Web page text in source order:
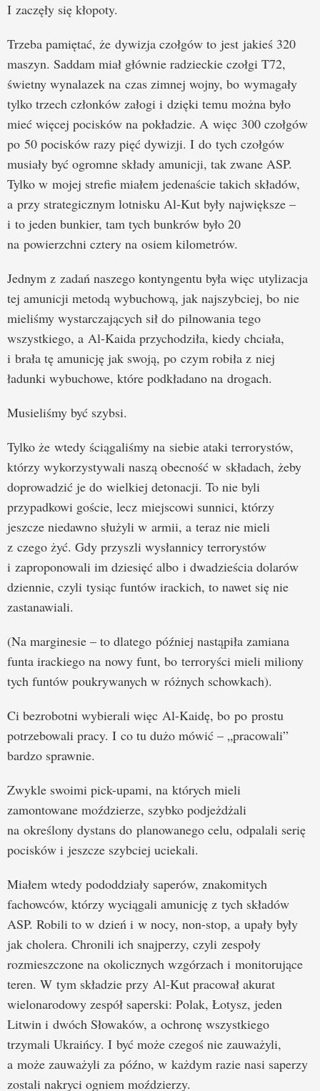
I zaczęły się kłopoty.
Trzeba pamiętać, że dywizja czołgów to jest jakieś 320
maszyn. Saddam miał głównie radzieckie czołgi T72,
świetny wynalazek na czas zimnej wojny, bo wymagały
tylko trzech członków załogi i dzięki temu można było
mieć więcej pocisków na pokładzie. A więc 300 czołgów
po 50 pocisków razy pięć dywizji. I do tych czołgów
musiały być ogromne składy amunicji, tak zwane ASP.
Tylko w mojej strefie miałem jedenaście takich składów,
a przy strategicznym lotnisku Al-Kut były największe –
i to jeden bunkier, tam tych bunkrów było 20
na powierzchni cztery na osiem kilometrów.
Jednym z zadań naszego kontyngentu była więc utylizacja
tej amunicji metodą wybuchową, jak najszybciej, bo nie
mieliśmy wystarczających sił do pilnowania tego
wszystkiego, a Al-Kaida przychodziła, kiedy chciała,
i brała tę amunicję jak swoją, po czym robiła z niej
ładunki wybuchowe, które podkładano na drogach.
Musieliśmy być szybsi.
Tylko że wtedy ściągaliśmy na siebie ataki terrorystów,
którzy wykorzystywali naszą obecność w składach, żeby
doprowadzić je do wielkiej detonacji. To nie byli
przypadkowi goście, lecz miejscowi sunnici, którzy
jeszcze niedawno służyli w armii, a teraz nie mieli
z czego żyć. Gdy przyszli wysłannicy terrorystów
i zaproponowali im dziesięć albo i dwadzieścia dolarów
dziennie, czyli tysiąc funtów irackich, to nawet się nie
zastanawiali.
(Na marginesie – to dlatego później nastąpiła zamiana
funta irackiego na nowy funt, bo terroryści mieli miliony
tych funtów poukrywanych w różnych schowkach).
Ci bezrobotni wybierali więc Al-Kaidę, bo po prostu
potrzebowali pracy. I co tu dużo mówić – „pracowali”
bardzo sprawnie.
Zwykle swoimi pick-upami, na których mieli
zamontowane moździerze, szybko podjeżdżali
na określony dystans do planowanego celu, odpalali serię
pocisków i jeszcze szybciej uciekali.
Miałem wtedy pododdziały saperów, znakomitych
fachowców, którzy wyciągali amunicję z tych składów
ASP. Robili to w dzień i w nocy, non-stop, a upały były
jak cholera. Chronili ich snajperzy, czyli zespoły
rozmieszczone na okolicznych wzgórzach i monitorujące
teren. W tym składzie przy Al-Kut pracował akurat
wielonarodowy zespół saperski: Polak, Łotysz, jeden
Litwin i dwóch Słowaków, a ochronę wszystkiego
trzymali Ukraińcy. I być może czegoś nie zauważyli,
a może zauważyli za późno, w każdym razie nasi saperzy
zostali nakryci ogniem moździerzy.